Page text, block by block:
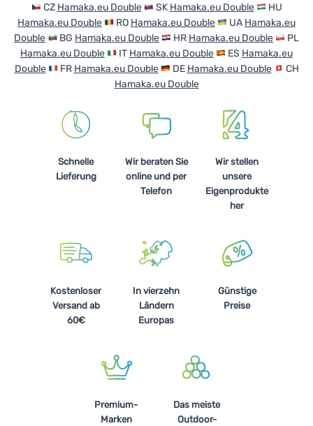
CZ Hamaka.eu Double SK Hamaka.eu Double
HU
Hamaka.eu Double
RO Hamaka.eu Double UA Hamaka.eu
Double
BG Hamaka.eu Double HR Hamaka.eu Double
PL
Hamaka.eu Double
IT Hamaka.eu Double ES Hamaka.eu
Double
FR Hamaka.eu Double DE Hamaka.eu Double
CH
Hamaka.eu Double
Schnelle
Lieferung
Wir beraten Sie
online und per
Telefon
Wir stellen
unsere
Eigenprodukte
her
Kostenloser
Versand ab
60€
In vierzehn
Ländern
Europas
Günstige
Preise
Premium-
Marken
Das meiste
Outdoor-